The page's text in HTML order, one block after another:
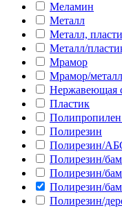
Меламин
Металл
Металл,
Металл/
Мрамор
Мрамор/металл
Нержавеющая
Пластик
Полирезин
Полирезин/
Полирезин/
Полирезин/
Полирезин/
Полирезин/